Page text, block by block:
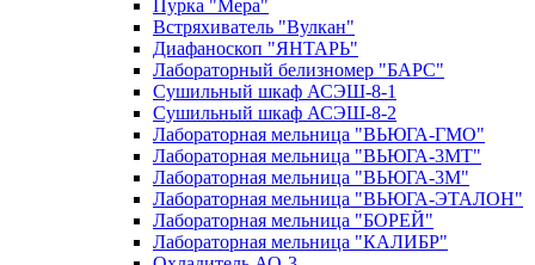
Пурка "Мера"
Встряхиватель "Вулкан"
Диафаноскоп "ЯНТАРЬ"
Лабораторный белизномер "БАРС"
Сушильный шкаф АСЭШ-8-1
Сушильный шкаф АСЭШ-8-2
Лабораторная мельница "ВЬЮГА-ГМО"
Лабораторная мельница "ВЬЮГА-3МТ"
Лабораторная мельница "ВЬЮГА-3М"
Лабораторная мельница "ВЬЮГА-ЭТАЛОН"
Лабораторная мельница "БОРЕЙ"
Лабораторная мельница "КАЛИБР"